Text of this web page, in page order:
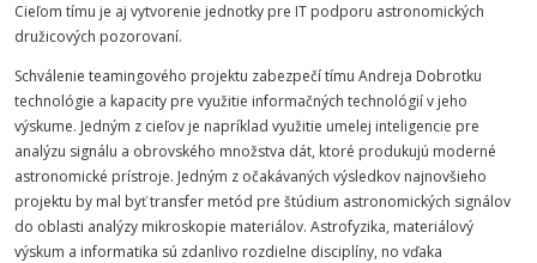
Cieľom tímu je aj vytvorenie jednotky pre IT podporu astronomických
družicových pozorovaní.
Schválenie teamingového projektu zabezpečí tímu Andreja Dobrotku
technológie a kapacity pre využitie informačných technológií v jeho
výskume. Jedným z cieľov je napríklad využitie umelej inteligencie pre
analýzu signálu a obrovského množstva dát, ktoré produkujú moderné
astronomické prístroje. Jedným z očakávaných výsledkov najnovšieho
projektu by mal byť transfer metód pre štúdium astronomických signálov
do oblasti analýzy mikroskopie materiálov. Astrofyzika, materiálový
výskum a informatika sú zdanlivo rozdielne disciplíny, no vďaka